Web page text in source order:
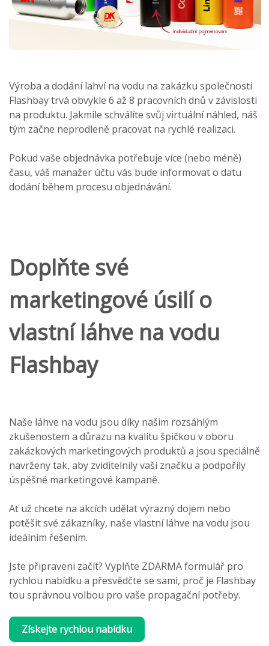
Výroba a dodání lahví na vodu na zakázku společnosti
Flashbay trvá obvykle 6 až 8 pracovních dnů v závislosti
na produktu. Jakmile schválíte svůj virtuální náhled, náš
tým začne neprodleně pracovat na rychlé realizaci.
Pokud vaše objednávka potřebuje více (nebo méně)
času, váš manažer účtu vás bude informovat o datu
dodání během procesu objednávání.
Doplňte své
marketingové úsilí o
vlastní láhve na vodu
Flashbay
Naše láhve na vodu jsou díky našim rozsáhlým
zkušenostem a důrazu na kvalitu špičkou v oboru
zakázkových marketingových produktů a jsou speciálně
navrženy tak, aby zviditelnily vaši značku a podpořily
úspěšné marketingové kampaně.
Ať už chcete na akcích udělat výrazný dojem nebo
potěšit své zákazníky, naše vlastní láhve na vodu jsou
ideálním řešením.
Jste připraveni začít? Vyplňte ZDARMA formulář pro
rychlou nabídku a přesvědčte se sami, proč je Flashbay
tou správnou volbou pro vaše propagační potřeby.
Získejte rychlou nabídku